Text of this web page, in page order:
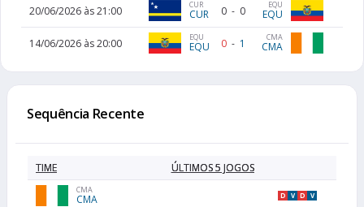
20/06/2026 às 21:00 CUR
CUR 0 - 0 EQU
EQU
14/06/2026 às 20:00 EQU
EQU 0 - 1 CMA
CMA
Sequência Recente
TIME ÚLTIMOS 5 JOGOS
CMA
CMA D V D V